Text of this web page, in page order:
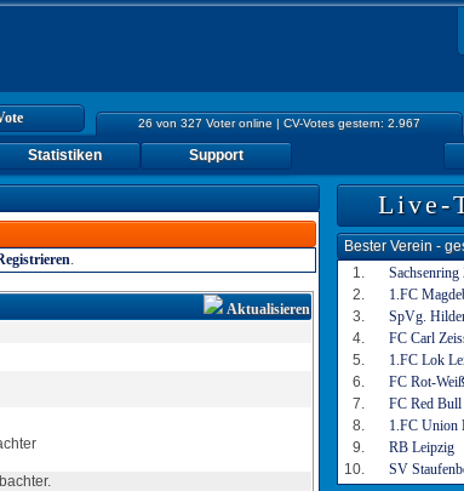
26 von 327 Voter online | CV-Votes gestern: 2.967
Statistiken Support
.
Aktualisieren
Live-
Bester Verein -
1.
2.
1.FC
3.
SpVg.
4.
FC Carl
5.
1.FC Lok
6.
FC Rot-
7.
FC Red Bull
8.
1.FC Union
9.
RB Leipzig
10.
SV